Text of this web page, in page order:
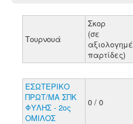
Τουρνουά
Σκορ
(σε
παρτίδες)
ΕΣΩΤΕΡΙΚΟ
ΠΡΩΤ/ΜΑ ΣΠΚ
ΦΥΛΗΣ - 2ος
ΟΜΙΛΟΣ
0 / 0